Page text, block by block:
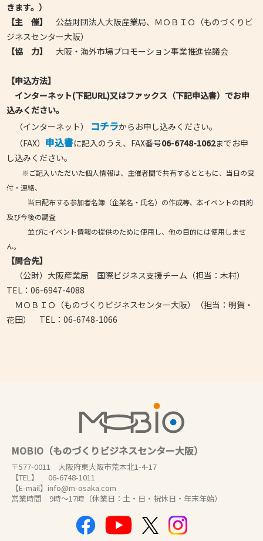
きます。）
【主
催】
公益財団法人大阪産業局、ＭＯＢＩＯ（ものづくりビ
ジネスセンター大阪）
【協
力】 大阪・海外市場プロモーション事業推進協議会
【申込方法】
インターネット(下記URL)又はファックス（下記申込書）でお申
込みください。
（インターネット） コチラからお申し込みください。
（FAX） 申込書に記入のうえ、FAX番号06-6748-1062までお申
し込みください。
※ご記入いただいた個人情報は、主催者間で共有するとともに、当日の受
付・連絡、
当日配布する参加者名簿（企業名・氏名）の作成等、本イベントの目的
及び今後の調査
並びにイベント情報の提供のために使用し、他の目的には使用しませ
ん。
【問合先】
（公財）大阪産業局 国際ビジネス支援チーム（担当：木村）
TEL：06-6947-4088
ＭＯＢＩＯ（ものづくりビジネスセンター大阪）（担当：明賀・
花田） TEL：06-6748-1066
MOBIO（ものづくりビジネスセンター大阪）
〒577-0011 大阪府東大阪市荒本北1-4-17
【TEL】 06-6748-1011
【E-mail】info@m-osaka.com
営業時間 9時～17時（休業日：土・日・祝休日・年末年始）